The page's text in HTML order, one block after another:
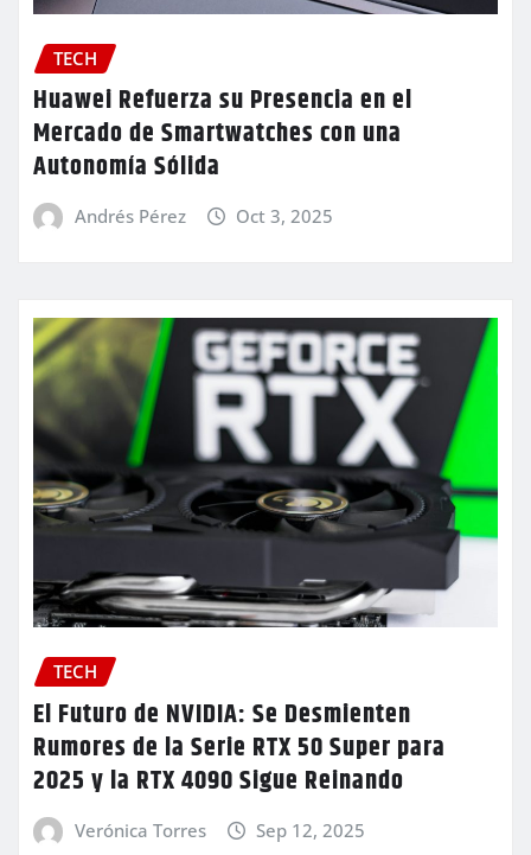
TECH
Huawei Refuerza su Presencia en el
Mercado de Smartwatches con una
Autonomía Sólida
Andrés Pérez Oct 3, 2025
TECH
El Futuro de NVIDIA: Se Desmienten
Rumores de la Serie RTX 50 Super para
2025 y la RTX 4090 Sigue Reinando
Verónica Torres Sep 12, 2025